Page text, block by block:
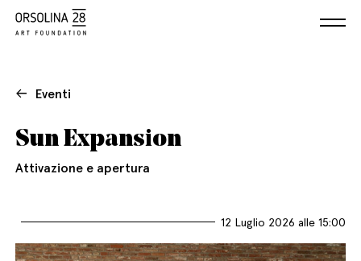
Eventi
Sun Expansion
Attivazione e apertura
12 Luglio 2026 alle 15:00